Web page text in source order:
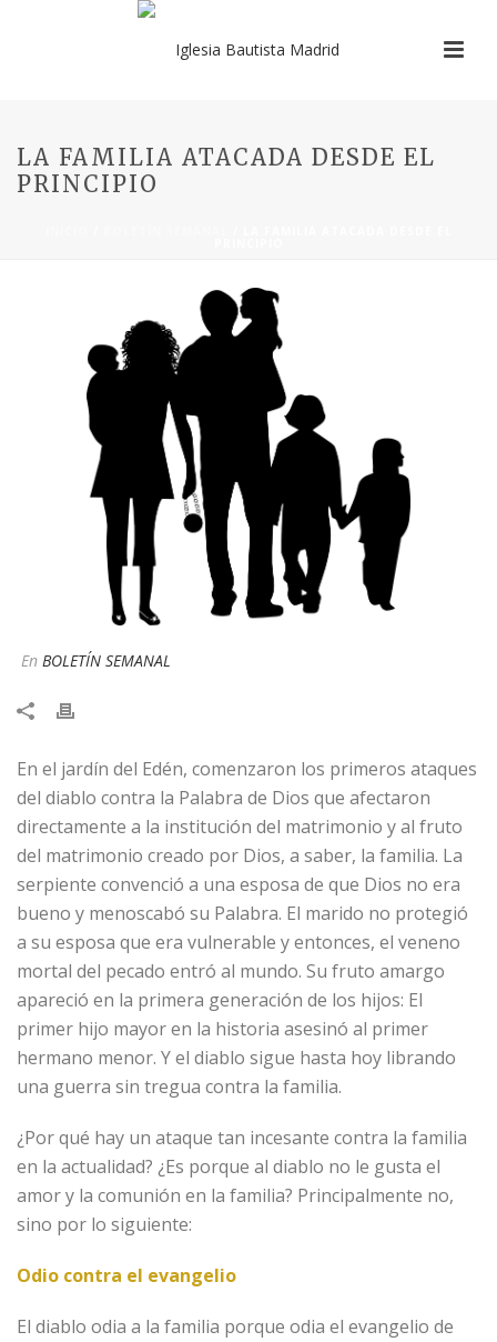
LA FAMILIA ATACADA DESDE EL
PRINCIPIO
En BOLETÍN SEMANAL
En el jardín del Edén, comenzaron los primeros ataques
del diablo contra la Palabra de Dios que afectaron
directamente a la institución del matrimonio y al fruto
del matrimonio creado por Dios, a saber, la familia. La
serpiente convenció a una esposa de que Dios no era
bueno y menoscabó su Palabra. El marido no protegió
a su esposa que era vulnerable y entonces, el veneno
mortal del pecado entró al mundo. Su fruto amargo
apareció en la primera generación de los hijos: El
primer hijo mayor en la historia asesinó al primer
hermano menor. Y el diablo sigue hasta hoy librando
una guerra sin tregua contra la familia.
¿Por qué hay un ataque tan incesante contra la familia
en la actualidad? ¿Es porque al diablo no le gusta el
amor y la comunión en la familia? Principalmente no,
sino por lo siguiente:
Odio contra el evangelio
El diablo odia a la familia porque odia el evangelio de